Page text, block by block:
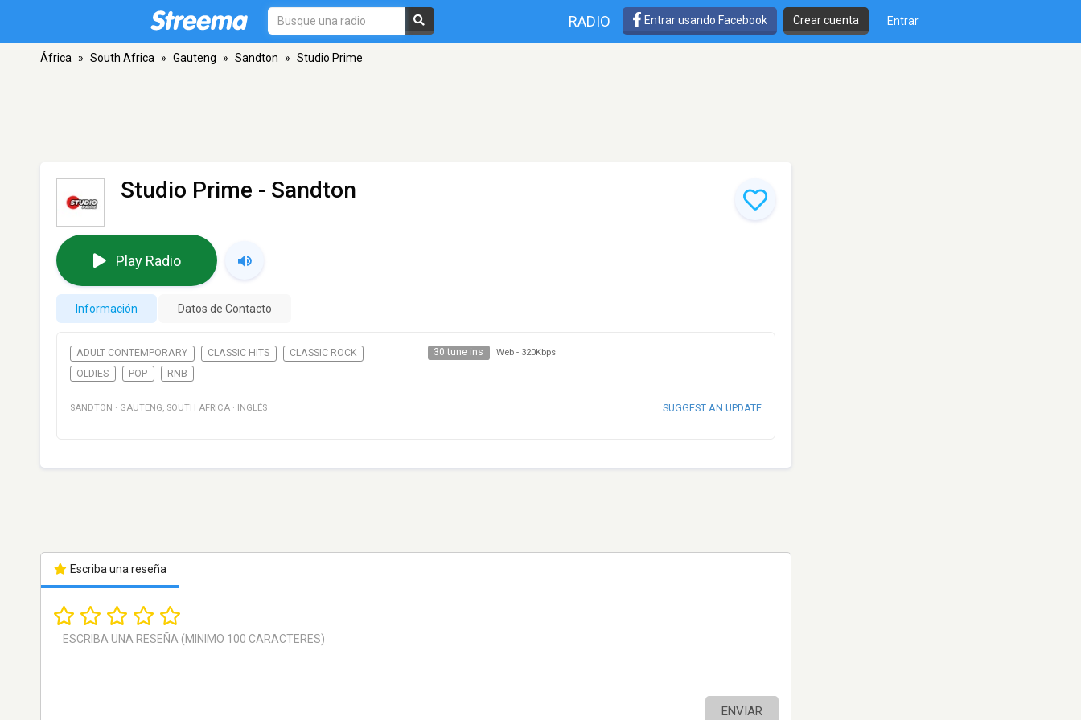
RADIO Entrar usando Facebook Crear cuenta Entrar
África » South Africa » Gauteng » Sandton » Studio Prime
Studio Prime - Sandton
Play Radio
Información Datos de Contacto
ADULT CONTEMPORARY CLASSIC HITS
CLASSIC ROCK
OLDIES
POP RNB
30 tune ins Web - 320Kbps
SANDTON · GAUTENG, SOUTH AFRICA · INGLÉS SUGGEST AN UPDATE
Escriba una reseña
ENVIAR